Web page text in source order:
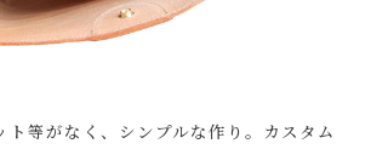
ト等がなく、シンプルな作り。カスタム